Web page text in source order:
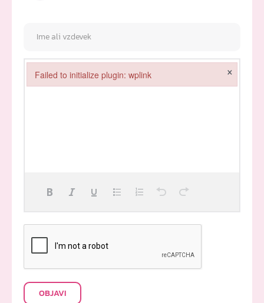
OBJAVI
Failed to initialize plugin: wplink ×
Failed to initialize plugin: wplink